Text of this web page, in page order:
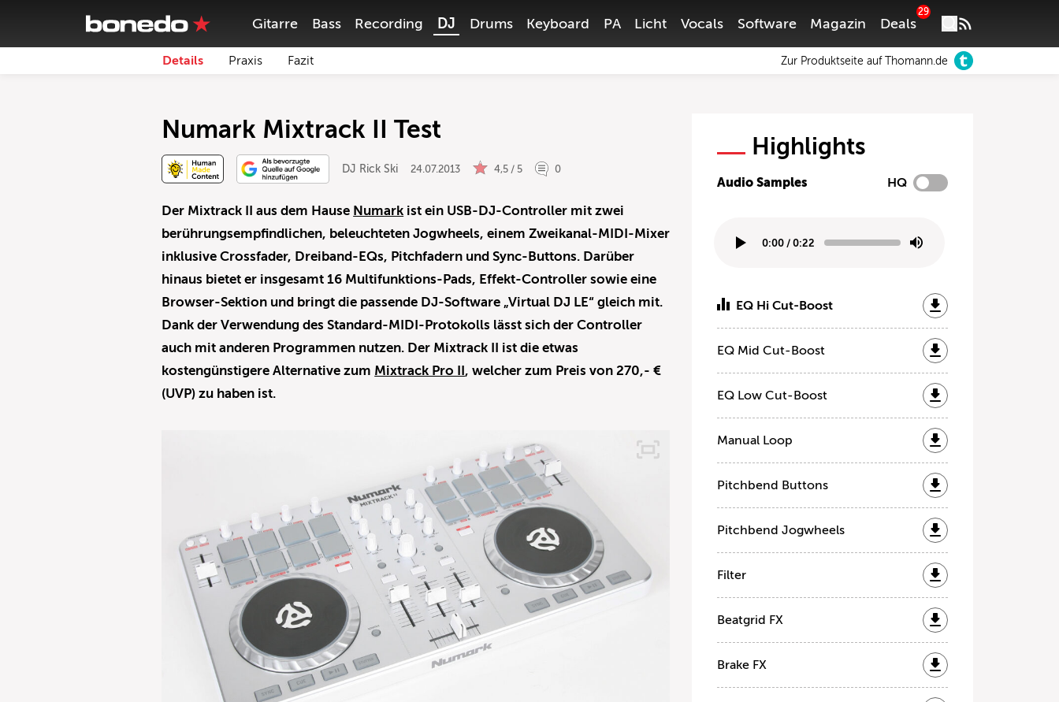
Gitarre Bass Recording DJ Drums Keyboard PA Licht Vocals Software Magazin Deals
29
Details Praxis Fazit Zur Produktseite auf Thomann.de
Numark Mixtrack II Test
DJ Rick Ski 24.07.2013 4,5 / 5 0
Der Mixtrack II aus dem Hause Numark ist ein USB-DJ-Controller mit zwei
berührungsempfindlichen, beleuchteten Jogwheels, einem Zweikanal-MIDI-Mixer
inklusive Crossfader, Dreiband-EQs, Pitchfadern und Sync-Buttons. Darüber
hinaus bietet er insgesamt 16 Multifunktions-Pads, Effekt-Controller sowie eine
Browser-Sektion und bringt die passende DJ-Software „Virtual DJ LE“ gleich mit.
Dank der Verwendung des Standard-MIDI-Protokolls lässt sich der Controller
auch mit anderen Programmen nutzen. Der Mixtrack II ist die etwas
kostengünstigere Alternative zum Mixtrack Pro II, welcher zum Preis von 270,- €
(UVP) zu haben ist.
Highlights
Audio Samples HQ
0:00 / 0:22
EQ Hi Cut-Boost
EQ Mid Cut-Boost
EQ Low Cut-Boost
Manual Loop
Pitchbend Buttons
Pitchbend Jogwheels
Filter
Beatgrid FX
Brake FX